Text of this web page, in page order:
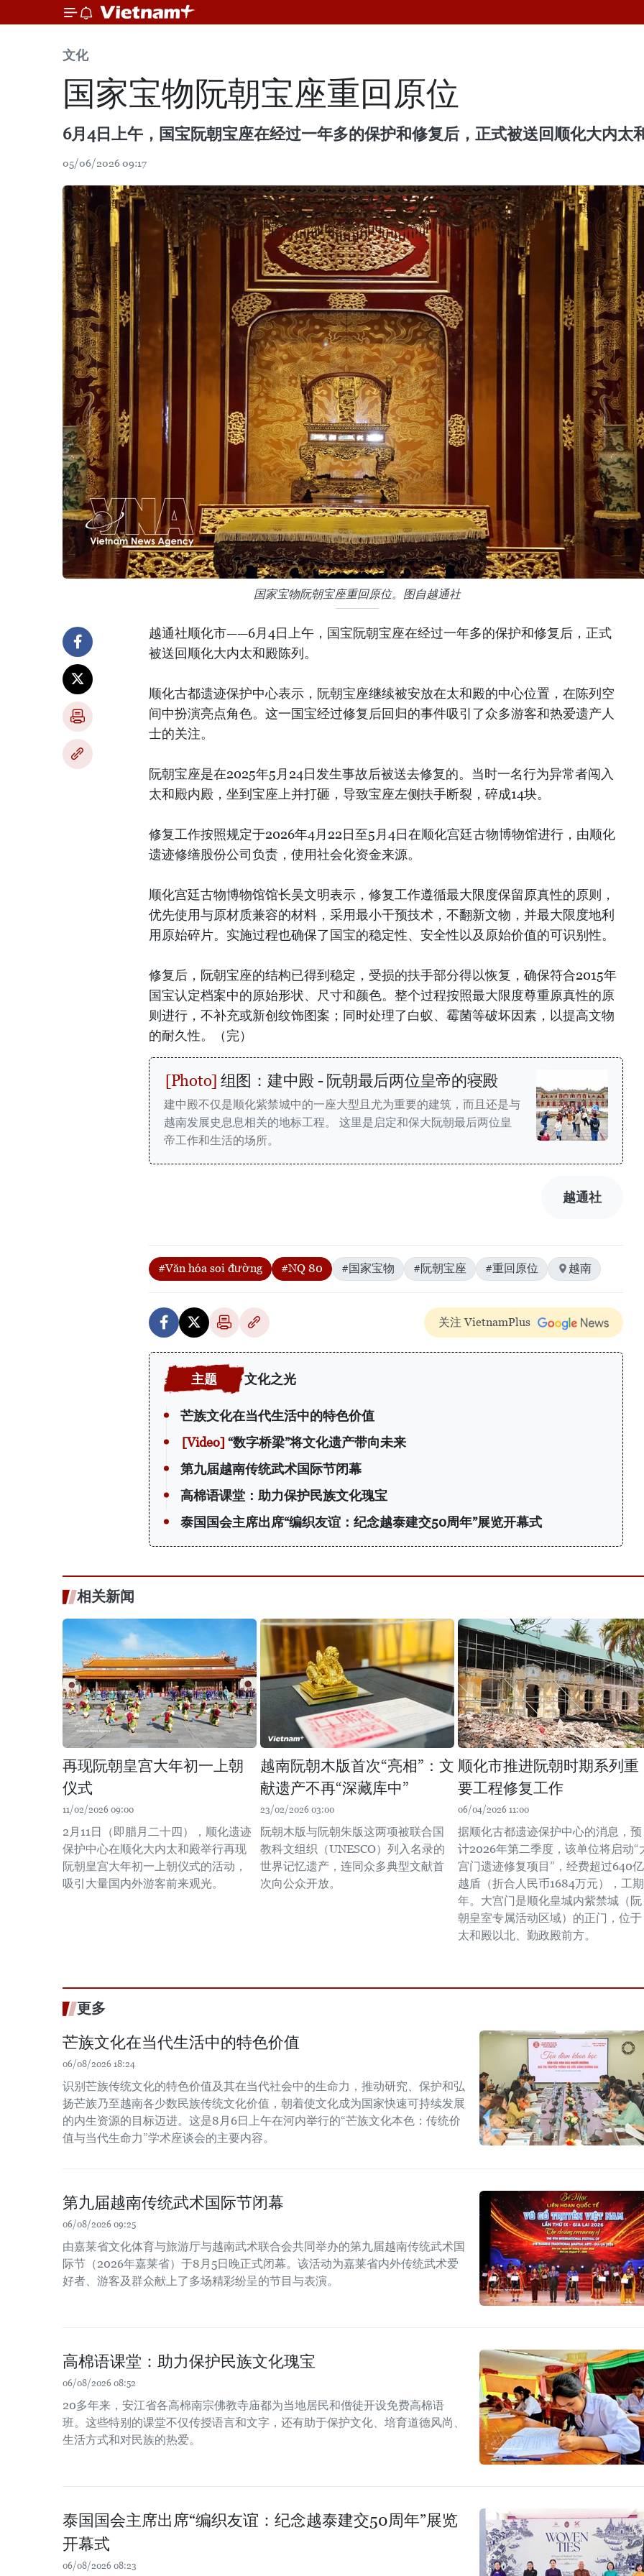
文化
国家宝物阮朝宝座重回原位
6月4日上午，国宝阮朝宝座在经过一年多的保护和修复后，正式被送回顺化大内太
05/06/2026 09:17
国家宝物阮朝宝座重回原位。图自越通社
越通社顺化市——6月4日上午，国宝阮朝宝座在经过一年多的保护和修复后，正式
被送回顺化大内太和殿陈列。
顺化古都遗迹保护中心表示，阮朝宝座继续被安放在太和殿的中心位置，在陈列空
间中扮演亮点角色。这一国宝经过修复后回归的事件吸引了众多游客和热爱遗产人
士的关注。
阮朝宝座是在2025年5月24日发生事故后被送去修复的。当时一名行为异常者闯入
太和殿内殿，坐到宝座上并打砸，导致宝座左侧扶手断裂，碎成14块。
修复工作按照规定于2026年4月22日至5月4日在顺化宫廷古物博物馆进行，由顺化
遗迹修缮股份公司负责，使用社会化资金来源。
顺化宫廷古物博物馆馆长吴文明表示，修复工作遵循最大限度保留原真性的原则，
优先使用与原材质兼容的材料，采用最小干预技术，不翻新文物，并最大限度地利
用原始碎片。实施过程也确保了国宝的稳定性、安全性以及原始价值的可识别性。
修复后，阮朝宝座的结构已得到稳定，受损的扶手部分得以恢复，确保符合2015年
国宝认定档案中的原始形状、尺寸和颜色。整个过程按照最大限度尊重原真性的原
则进行，不补充或新创纹饰图案；同时处理了白蚁、霉菌等破坏因素，以提高文物
的耐久性。（完）
组图：建中殿 - 阮朝最后两位皇帝的寝殿
建中殿不仅是顺化紫禁城中的一座大型且尤为重要的建筑，而且还是与
越南发展史息息相关的地标工程。 这里是启定和保大阮朝最后两位皇
帝工作和生活的场所。
越通社
#Văn hóa soi đường #NQ 80 #国家宝物 #阮朝宝座 #重回原位 越南
关注 VietnamPlus
文化之光
芒族文化在当代生活中的特色价值
“数字桥梁”将文化遗产带向未来
第九届越南传统武术国际节闭幕
高棉语课堂：助力保护民族文化瑰宝
泰国国会主席出席“编织友谊：纪念越泰建交50周年”展览开幕式
相关新闻
再现阮朝皇宫大年初一上朝
仪式
11/02/2026 09:00
2月11日（即腊月二十四），顺化遗迹
保护中心在顺化大内太和殿举行再现
阮朝皇宫大年初一上朝仪式的活动，
吸引大量国内外游客前来观光。
越南阮朝木版首次“亮相”：文
献遗产不再“深藏库中”
23/02/2026 03:00
阮朝木版与阮朝朱版这两项被联合国
教科文组织（UNESCO）列入名录的
世界记忆遗产，连同众多典型文献首
次向公众开放。
​顺化市推进阮朝时期系列重
要工程修复工作
06/04/2026 11:00
据顺化古都遗迹保护中心的消息，预
计2026年第二季度，该单位将启动“
宫门遗迹修复项目”，经费超过640亿
越盾（折合人民币1684万元），工
年。大宫门是顺化皇城内紫禁城（阮
朝皇室专属活动区域）的正门，位于
太和殿以北、勤政殿前方。
更多
芒族文化在当代生活中的特色价值
06/08/2026 18:24
识别芒族传统文化的特色价值及其在当代社会中的生命力，推动研究、保护和弘
扬芒族乃至越南各少数民族传统文化价值，朝着使文化成为国家快速可持续发展
的内生资源的目标迈进。这是8月6日上午在河内举行的“芒族文化本色：传统价
值与当代生命力”学术座谈会的主要内容。
第九届越南传统武术国际节闭幕
06/08/2026 09:25
由嘉莱省文化体育与旅游厅与越南武术联合会共同举办的第九届越南传统武术国
际节（2026年嘉莱省）于8月5日晚正式闭幕。该活动为嘉莱省内外传统武术爱
好者、游客及群众献上了多场精彩纷呈的节目与表演。
高棉语课堂：助力保护民族文化瑰宝
06/08/2026 08:52
20多年来，安江省各高棉南宗佛教寺庙都为当地居民和僧徒开设免费高棉语
班。这些特别的课堂不仅传授语言和文字，还有助于保护文化、培育道德风尚、
生活方式和对民族的热爱。
泰国国会主席出席“编织友谊：纪念越泰建交50周年”展览
开幕式
06/08/2026 08:23